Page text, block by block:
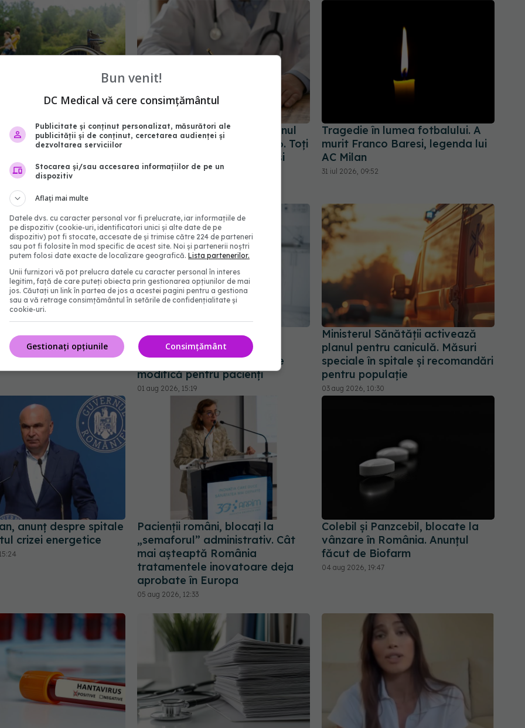
Sănătății modifică
încadrare în grad de
Schimbare majoră la examenul
de medic specialist din 2026. Toți
candidații vor avea aceleași
subiecte
Tragedie în lumea fotbalului. A
murit Franco Baresi, legenda lui
AC Milan
31 iul 2026, 09:52
anunț de ultimă oră
din țară
Din această toamnă, CNAS
schimbă regulile pentru
consultațiile medicale. Ce se
modifică pentru pacienți
01 aug 2026, 15:19
Ministerul Sănătății activează
planul pentru caniculă. Măsuri
speciale în spitale și recomandări
pentru populație
03 aug 2026, 10:30
anunț despre spitale
crizei energetice
Pacienții români, blocați la
„semaforul” administrativ. Cât
mai așteaptă România
tratamentele inovatoare deja
aprobate în Europa
05 aug 2026, 12:33
Colebil și Panzcebil, blocate la
vânzare în România. Anunțul
făcut de Biofarm
04 aug 2026, 19:47
Bun venit!
DC Medical vă cere consimțământul
Publicitate și conținut personalizat, măsurători ale
publicității și de conținut, cercetarea audienței și
dezvoltarea serviciilor
Stocarea și/sau accesarea informațiilor de pe un
dispozitiv
Aflați mai multe
Datele dvs. cu caracter personal vor fi prelucrate, iar informațiile de
pe dispozitiv (cookie-uri, identificatori unici și alte date de pe
dispozitiv) pot fi stocate, accesate de și trimise către 224 de parteneri
sau pot fi folosite în mod specific de acest site. Noi și partenerii noștri
putem folosi date exacte de localizare geografică. Lista partenerilor.
Unii furnizori vă pot prelucra datele cu caracter personal în interes
legitim, față de care puteți obiecta prin gestionarea opțiunilor de mai
jos. Căutați un link în partea de jos a acestei pagini pentru a gestiona
sau a vă retrage consimțământul în setările de confidențialitate și
cookie-uri.
Consimțământ
Gestionați opțiunile